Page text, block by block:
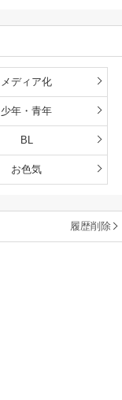
メディア化
少年・青年
BL
お色気
履歴削除